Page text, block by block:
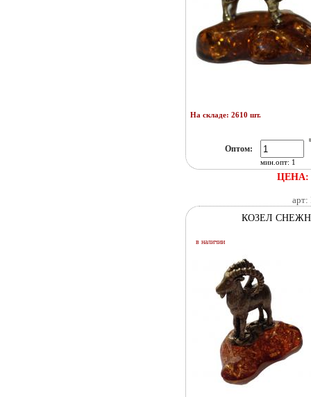
На складе: 2610 шт.
ЦЕНА:
Оптом:
мин.опт: 1
арт:
КОЗЕЛ
в наличии